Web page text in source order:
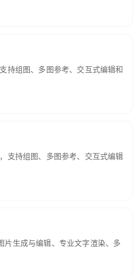
构化结果。
持组图、多图参考、交互式编辑和
支持组图、多图参考、交互式编辑
片生成与编辑、专业文字渲染、多